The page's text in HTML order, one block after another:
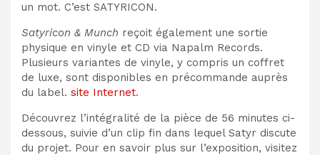
un mot. C’est SATYRICON.
Satyricon & Munch reçoit également une sortie
physique en vinyle et CD via Napalm Records.
Plusieurs variantes de vinyle, y compris un coffret
de luxe, sont disponibles en précommande auprès
du label. site Internet.
Découvrez l’intégralité de la pièce de 56 minutes ci-
dessous, suivie d’un clip fin dans lequel Satyr discute
du projet. Pour en savoir plus sur l’exposition, visitez